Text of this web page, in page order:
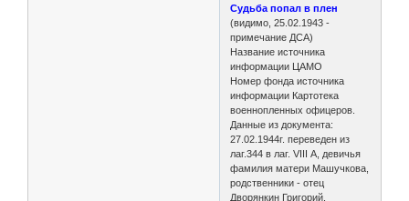
Судьба попал в плен
(видимо, 25.02.1943 -
примечание ДСА)
Название источника
информации ЦАМО
Номер фонда источника
информации Картотека
военнопленных офицеров.
Данные из документа:
27.02.1944г. переведен из
лаг.344 в лаг. VIII А, девичья
фамилия матери Машучкова,
родственники - отец
Дворянкин Григорий,